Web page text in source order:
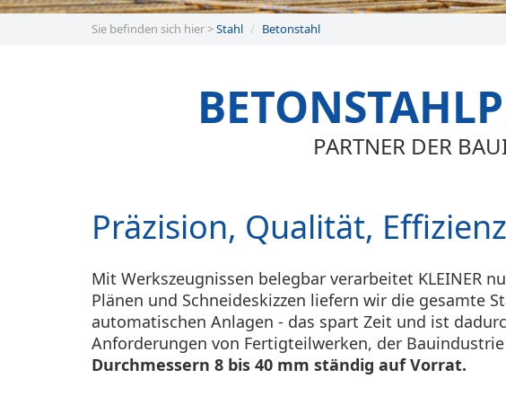
Sie befinden sich hier >Stahl Betonstahl
PARTNER DER
Präzision, Qualität,
Mit Werkszeugnissen belegbar verarbeitet KLEINER
Plänen und Schneideskizzen liefern wir die gesamte
automatischen Anlagen - das spart Zeit und ist
Anforderungen von Fertigteilwerken, der
Durchmessern 8 bis 40 mm ständig auf Vorrat.